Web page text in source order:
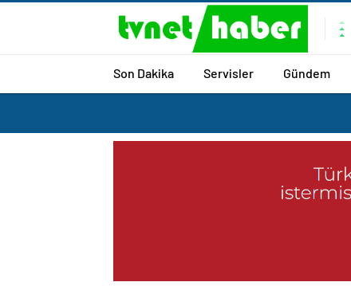
Son Dakika Servisler Gündem